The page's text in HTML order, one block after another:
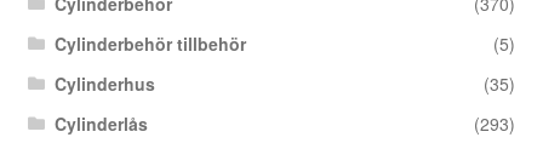
Cylinderbehör tillbehör
(5)
Cylinderhus
(35)
Cylinderlås
(293)